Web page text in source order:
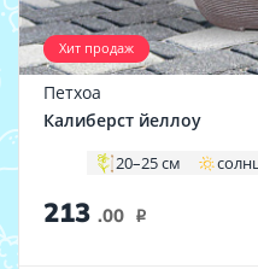
Хит продаж
Петхоа
Калиберст йеллоу
20–25 см
213 .00 i